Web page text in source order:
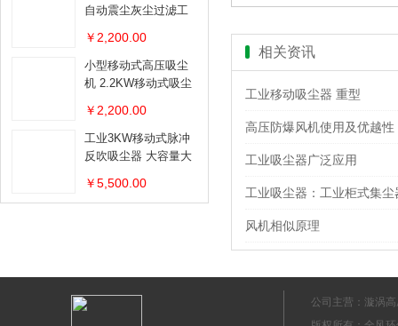
自动震尘灰尘过滤工
￥2,200.00
小型移动式高压吸尘
机 2.2KW移动式吸尘
￥2,200.00
工业3KW移动式脉冲
反吹吸尘器 大容量大
￥5,500.00
相关资讯
工业移动吸尘器 重型
高压防爆风机使用及优越性
工业吸尘器广泛应用
工业吸尘器：工业柜式集尘
风机相似原理
公司主营：漩涡